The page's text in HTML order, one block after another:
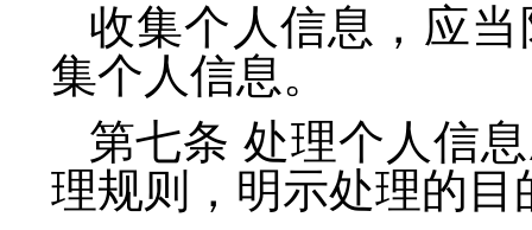
收集个人信息，应
集个人信息。
第七条 处理个人信
理规则，明示处理的